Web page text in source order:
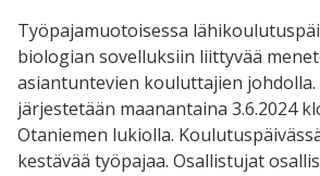
Työpajamuotoisessa
biologian sovelluksiin liittyvää
asiantuntevien kouluttajien
järjestetään maanantaina 3.6.2024
Otaniemen lukiolla.
kestävää työpajaa. Osallistujat